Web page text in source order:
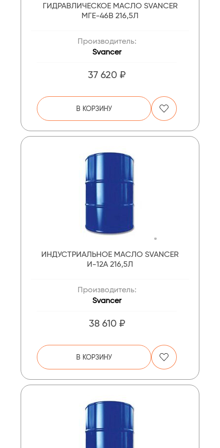
ГИДРАВЛИЧЕСКОЕ МАСЛО SVANCER
МГЕ-46В 216,5Л
Производитель:
Svancer
37 620 ₽
В КОРЗИНУ
ИНДУСТРИАЛЬНОЕ МАСЛО SVANCER
И-12А 216,5Л
Производитель:
Svancer
38 610 ₽
В КОРЗИНУ